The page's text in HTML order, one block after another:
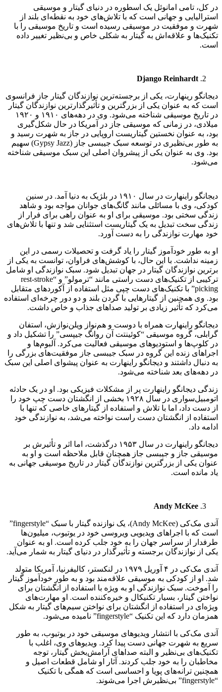
در کل، تامی امانوئل یک اسطوره در دنیای گیتار و موسیقی
استرالیایی و جهانی است که با تلاش‌های خود به نقطه‌ای بلند از
شهرت و موفقیت در موسیقی رسیده است و تاریخ موسیقی را با
تکنیک‌ها و علاقه‌اش به گیتار به شکلی خاص و بی‌نظیر تغییر داده
است.
Django Reinhardt
دیجانگو رینهارت، یکی از برجسته‌ترین نوازندگان گیتار جاز فرانسوی
است که به عنوان یکی از بزرگترین و تأثیرگذارترین نوازندگان گیتار
در تاریخ موسیقی شناخته می‌شود. وی در دهه‌های ۱۹۱۰ و ۱۹۲۰
میلادی، در زمانی که موسیقی جاز در آمریکا در حال شکل‌گیری
بود، به عنوان نخستین گیتاریست اروپایی در جاز به شهرت رسید و
به طور بی‌نظیری در توسعه سبک جیبسی جاز (Gypsy Jazz) سهیم
بود. وی به عنوان یکی از پیشروان اصلی این سبک موسیقی شناخته
می‌شود.
دیجانگو راینهارت در سال ۱۹۱۰ در بلژیک به دنیا آمد. در سنین
کودکی، وی با مسائلی مانند گانگ‌های جوانان مواجه بود و شاهد
زندگی سختی بود. موسیقی برای او به عنوان راهی برای فرار از
زندگی سخت تبدیل به یک گیتاریست استثنایی شد و تنها با تلاش‌های
خود مهارت نوازندگی را به دست آورد.
او به طور خودآموز گیتار را یاد گرفت و تحصیلات رسمی در این
زمینه نداشت. با این حال، با کوشش‌های فراوان، توانست به یکی از
برترین نوازندگان گیتار در جهان تبدیل شود. سبک نوازندگی او شامل
ترکیبی از تکنیک‌های دست راستی مانند “ترمولو” و “rest-stroke
picking” با تکنیک‌های دست چپی مثل استفاده از آکوردهای متقابل
بود. وی همچنین از گیتارهایی با گردن بلند و دو دور چرخه‌ای استفاده
می‌کرد که تأثیر زیادی بر تولید صداهای جذاب و خاص داشت.
دیجانگو راینهارت همراه با دوست و هم‌نواز ویلن‌نوازش، استفان
گرابلی، گروه موسیقی “کوئینتت آن روانگ جیپسی” را تشکیل داد و
در کلوپ‌ها و استودیوهای موسیقی فعالیت می‌کرد. آلبوم‌ها و
اجراهای زنده این گروه در سبک جیبسی جاز موفقیت‌های بزرگی را
به دنبال داشتند و دیجانگو راینهارت به عنوان پیشوای اصلی این سبک
در دهه‌های بعد شناخته می‌شود.
زندگی دیجانگو راینهارت پر از مشکلات فیزیکی بود. او در یک حادثه
اتومبیل‌سواری در سال ۱۹۲۸ بخشی از انگشتان دست چپ خود را
از دست داد، اما با تلاش و استفاده از گیتارهای خاصی که تنها با
استفاده از انگشتان دست راست نواخته می‌شد، به نوازندگی خود
ادامه داد.
دیجانگو راینهارت در سال ۱۹۵۳ درگذشت، اما اثر و تأثیرش بر
موسیقی جاز و جیبسی جاز همچنان قابل ملاحظه است و او به
عنوان یکی از بزرگترین نوازندگان گیتار در تاریخ موسیقی جهانی به
یاد مانده است.
Andy McKee
آندی مک‌کی (Andy McKee)، یک نوازنده گیتار با سبک “fingerstyle”
است که با اجراهای ویدیویی ویروسی خود در یوتیوب، میلیون‌ها
طرفدار از سراسر جهان را به خود جلب کرده است. او به عنوان
یکی از نوازندگان برجسته و تأثیرگذار در دنیای گیتار به شمار می‌آید.
آندی مک‌کی در ۴ آوریل ۱۹۷۹ در لنکستر، کالیفرنیا، آمریکا متولد
شد. او از کودکی به موسیقی علاقه‌مند بود و به طور خودآموز گیتار
را آموخت. سبک نوازندگی او به ویژه با استفاده از انگشتان برای
نواختن گیتار، بسیار تکنیکال و خیره‌کننده است. او مهارت‌های
ویژه‌ای در استفاده از انگشتان برای نواختن سیم‌های گیتار به شکل
همزمان دارد که این تکنیک “fingerstyle” نامیده می‌شود.
آندی مک‌کی با انتشار ویدیوهای موسیقی خود در یوتیوب، به طور
سریع به شهرت جهانی دست پیدا کرد. ویدیوهای وی، اغلب با
تکنیک‌های بی‌نظیر و البته صداهای آرامش‌بخش گیتار، توجه
مخاطبان را به خود جلب کردند. آثار او شامل قطعات اصیل و
همچنین ترانه‌های پویا و احساسی است که همگی با تکنیک
“fingerstyle” بی‌نظیرش اجرا می‌شوند.